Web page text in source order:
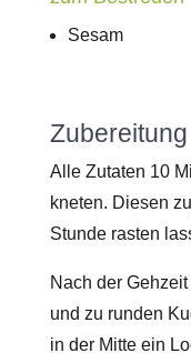
Sesam
Zubereitung
Alle Zutaten 10
kneten. Diesen
Stunde rasten
Nach der
und zu runden
in der Mitte ein